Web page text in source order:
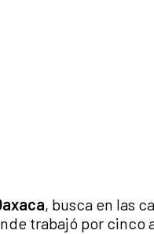
, busca en las
trabajó por cinco